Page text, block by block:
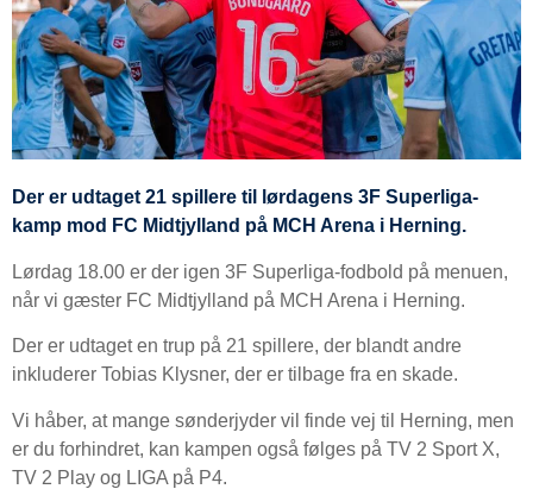
Der er udtaget 21 spillere til lørdagens 3F Superliga-
kamp mod FC Midtjylland på MCH Arena i Herning.
Lørdag 18.00 er der igen 3F Superliga-fodbold på menuen,
når vi gæster FC Midtjylland på MCH Arena i Herning.
Der er udtaget en trup på 21 spillere, der blandt andre
inkluderer Tobias Klysner, der er tilbage fra en skade.
Vi håber, at mange sønderjyder vil finde vej til Herning, men
er du forhindret, kan kampen også følges på TV 2 Sport X,
TV 2 Play og LIGA på P4.